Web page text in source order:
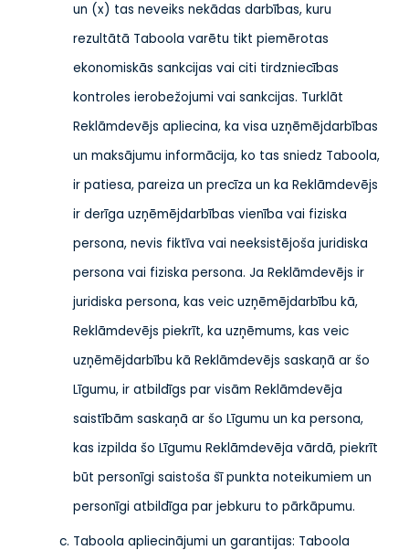
un (x) tas neveiks nekādas darbības, kuru
rezultātā Taboola varētu tikt piemērotas
ekonomiskās sankcijas vai citi tirdzniecības
kontroles ierobežojumi vai sankcijas. Turklāt
Reklāmdevējs apliecina, ka visa uzņēmējdarbības
un maksājumu informācija, ko tas sniedz Taboola,
ir patiesa, pareiza un precīza un ka Reklāmdevējs
ir derīga uzņēmējdarbības vienība vai fiziska
persona, nevis fiktīva vai neeksistējoša juridiska
persona vai fiziska persona. Ja Reklāmdevējs ir
juridiska persona, kas veic uzņēmējdarbību kā,
Reklāmdevējs piekrīt, ka uzņēmums, kas veic
uzņēmējdarbību kā Reklāmdevējs saskaņā ar šo
Līgumu, ir atbildīgs par visām Reklāmdevēja
saistībām saskaņā ar šo Līgumu un ka persona,
kas izpilda šo Līgumu Reklāmdevēja vārdā, piekrīt
būt personīgi saistoša šī punkta noteikumiem un
personīgi atbildīga par jebkuru to pārkāpumu.
Taboola apliecinājumi un garantijas: Taboola